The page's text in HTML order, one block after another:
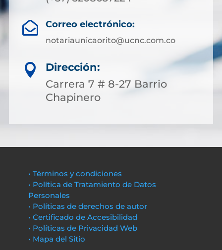
 Correo electrónico:
notariaunicaorito@ucnc.com.co

Dirección:
Carrera 7 # 8-27 Barrio
Chapinero
• Términos y condiciones
• Política de Tratamiento de Datos
Personales
• Políticas de derechos de autor
• Certificado de Accesibilidad
• Políticas de Privacidad Web
• Mapa del Sitio